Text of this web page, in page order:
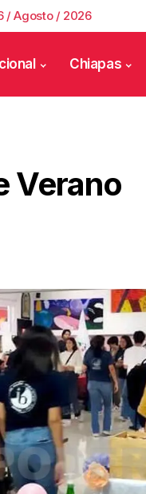
/ Agosto / 2026
Chiapas
Verano